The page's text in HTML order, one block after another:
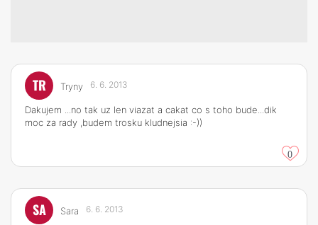
TR Tryny 6. 6. 2013
Dakujem ...no tak uz len viazat a cakat co s toho bude...dik
moc za rady ,budem trosku kludnejsia :-))
0
SA Sara 6. 6. 2013